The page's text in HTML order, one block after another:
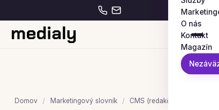
O nás
Kontakt
Magazín
Domov / Marketingový slovník / CMS (redakčný systém)